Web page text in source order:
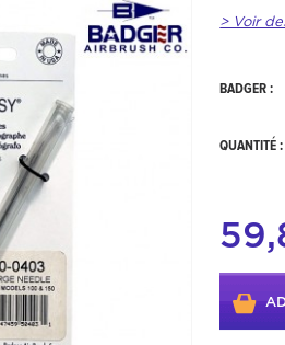
> Voir
BADGER :
QUANTITÉ :